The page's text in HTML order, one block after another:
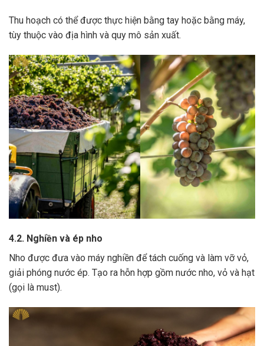
Thu hoạch có thể được thực hiện bằng tay hoặc bằng máy,
tùy thuộc vào địa hình và quy mô sản xuất.
4.2. Nghiền và ép nho
Nho được đưa vào máy nghiền để tách cuống và làm vỡ vỏ,
giải phóng nước ép. Tạo ra hỗn hợp gồm nước nho, vỏ và hạt
(gọi là must).